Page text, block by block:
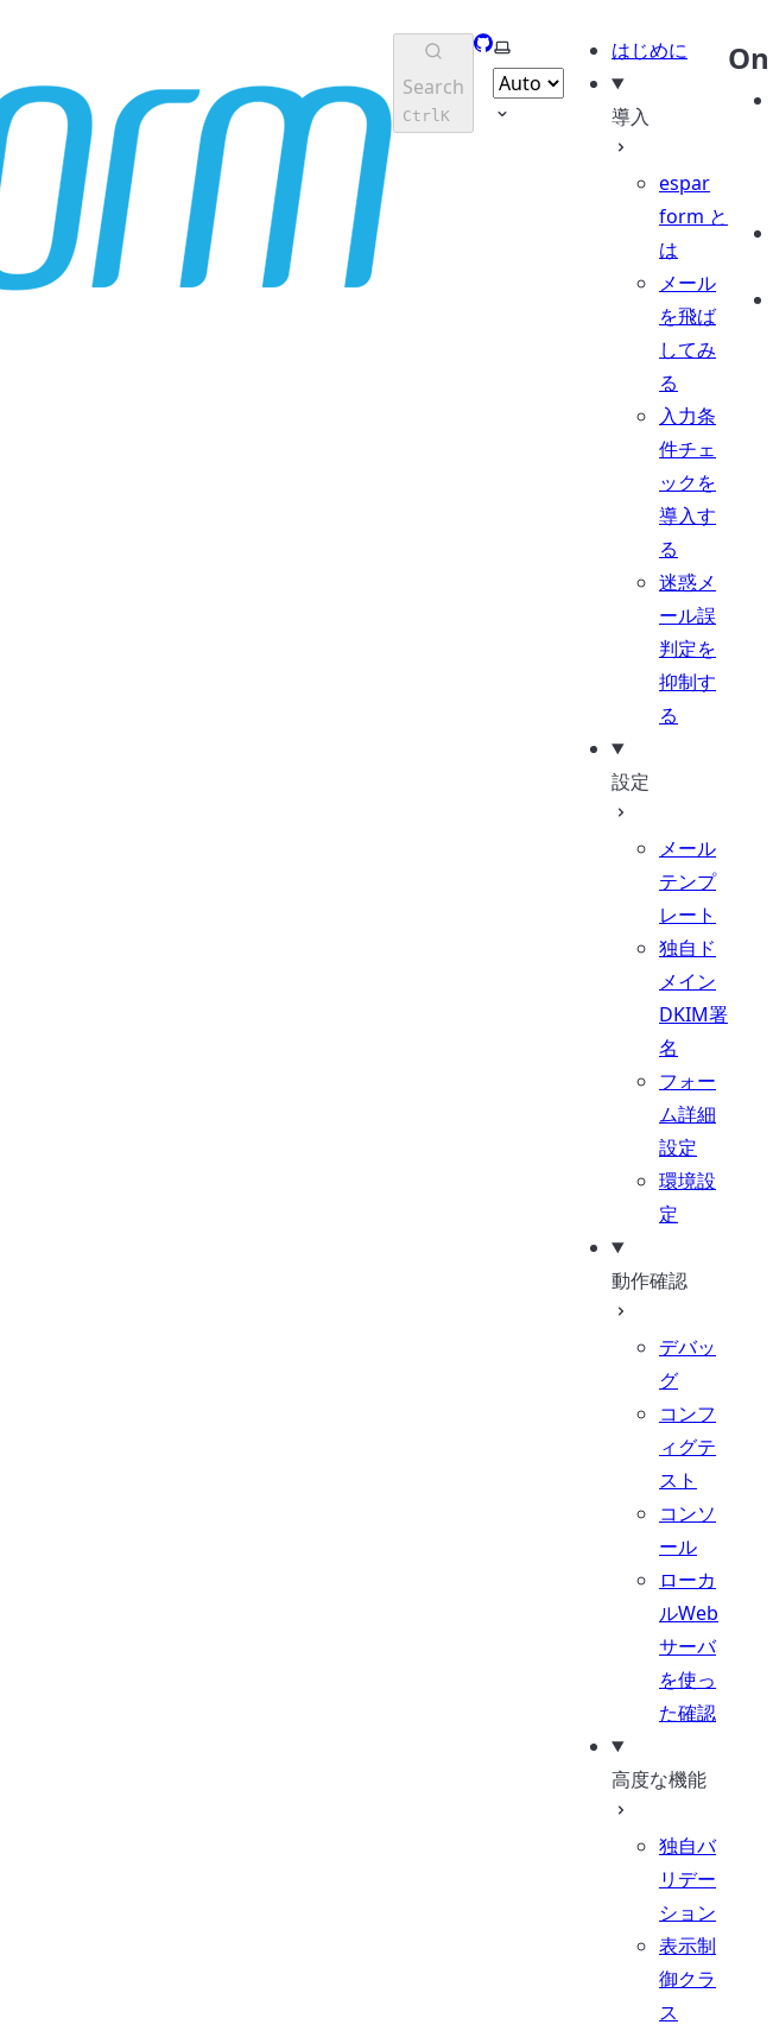
Search
CtrlK
GitHub
Select theme はじめに
導入
espar
form と
は
メール
を飛ば
してみ
る
入力条
件チェ
ックを
導入す
る
迷惑メ
ール誤
判定を
抑制す
る
設定
メール
テンプ
レート
独自ド
メイン
DKIM署
名
フォー
ム詳細
設定
環境設
定
動作確認
デバッ
グ
コンフ
ィグテ
スト
コンソ
ール
ローカ
ルWeb
サーバ
を使っ
た確認
高度な機能
独自バ
リデー
ション
表示制
御クラ
ス